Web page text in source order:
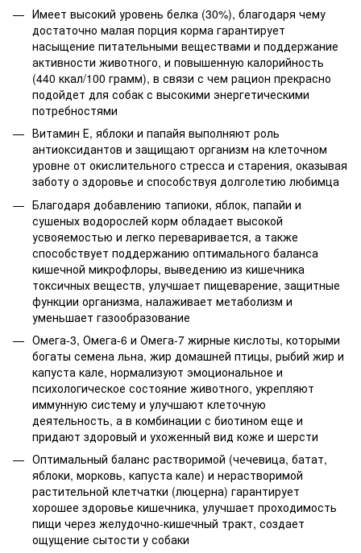
Имеет высокий уровень белка (30%), благодаря чему
достаточно малая порция корма гарантирует
насыщение питательными веществами и поддержание
активности животного, и повышенную калорийность
(440 ккал/100 грамм), в связи с чем рацион прекрасно
подойдет для собак с высокими энергетическими
потребностями
Витамин Е, яблоки и папайя выполняют роль
антиоксидантов и защищают организм на клеточном
уровне от окислительного стресса и старения, оказывая
заботу о здоровье и способствуя долголетию любимца
Благодаря добавлению тапиоки, яблок, папайи и
сушеных водорослей корм обладает высокой
усвояемостью и легко переваривается, а также
способствует поддержанию оптимального баланса
кишечной микрофлоры, выведению из кишечника
токсичных веществ, улучшает пищеварение, защитные
функции организма, налаживает метаболизм и
уменьшает газообразование
Омега-3, Омега-6 и Омега-7 жирные кислоты, которыми
богаты семена льна, жир домашней птицы, рыбий жир и
капуста кале, нормализуют эмоциональное и
психологическое состояние животного, укрепляют
иммунную систему и улучшают клеточную
деятельность, а в комбинации с биотином еще и
придают здоровый и ухоженный вид коже и шерсти
Оптимальный баланс растворимой (чечевица, батат,
яблоки, морковь, капуста кале) и нерастворимой
растительной клетчатки (люцерна) гарантирует
хорошее здоровье кишечника, улучшает проходимость
пищи через желудочно-кишечный тракт, создает
ощущение сытости у собаки